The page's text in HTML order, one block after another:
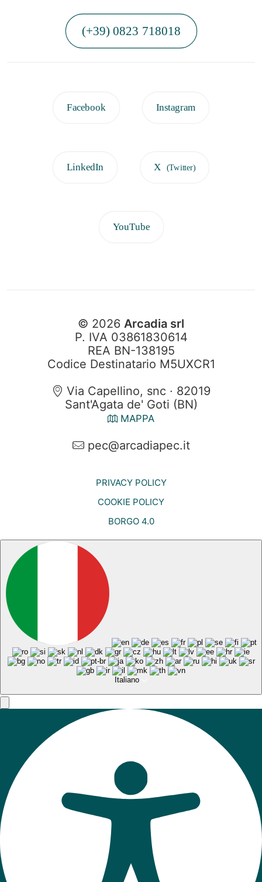
(+39) 0823 718018
Facebook Instagram
LinkedIn X (Twitter)
YouTube
© 2026 Arcadia srl
P. IVA 03861830614
REA BN-138195
Codice Destinatario M5UXCR1
Via Capellino, snc · 82019
Sant'Agata de' Goti (BN)
MAPPA
pec@arcadiapec.it
PRIVACY POLICY
COOKIE POLICY
BORGO 4.0
Italiano